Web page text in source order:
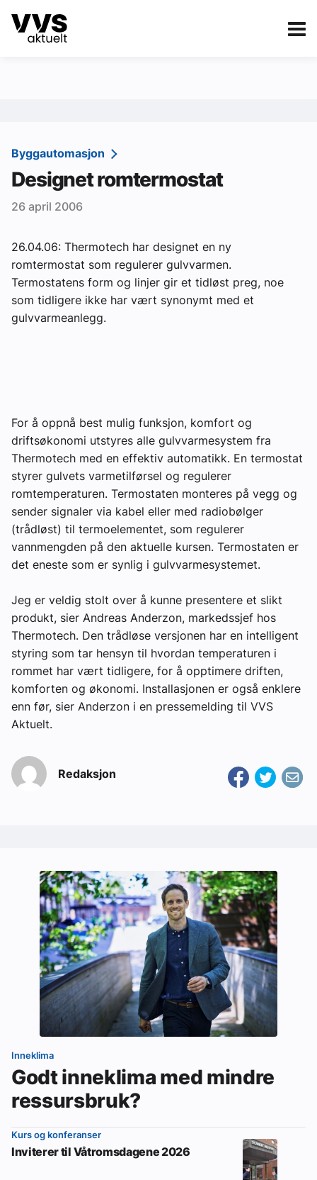
Kategorier
Sanitær
Ventilasjon
Varme og energi
Byggautomasjon
Vann og avløp
Aktuelle prosjekter
Annonsere i VVS Aktuelt
Kontakt oss
Tips oss
eBlad
Byggautomasjon
Designet romtermostat
26 april 2006
26.04.06: Thermotech har designet en ny
romtermostat som regulerer gulvvarmen.
Termostatens form og linjer gir et tidløst preg, noe
som tidligere ikke har vært synonymt med et
gulvvarmeanlegg.
For å oppnå best mulig funksjon, komfort og
driftsøkonomi utstyres alle gulvvarmesystem fra
Thermotech med en effektiv automatikk. En termostat
styrer gulvets varmetilførsel og regulerer
romtemperaturen. Termostaten monteres på vegg og
sender signaler via kabel eller med radiobølger
(trådløst) til termoelementet, som regulerer
vannmengden på den aktuelle kursen. Termostaten er
det eneste som er synlig i gulvvarmesystemet.
Jeg er veldig stolt over å kunne presentere et slikt
produkt, sier Andreas Anderzon, markedssjef hos
Thermotech. Den trådløse versjonen har en intelligent
styring som tar hensyn til hvordan temperaturen i
rommet har vært tidligere, for å opptimere driften,
komforten og økonomi. Installasjonen er også enklere
enn før, sier Anderzon i en pressemelding til VVS
Aktuelt.
Redaksjon
Inneklima
Godt inneklima med mindre
ressursbruk?
Kurs og konferanser
Inviterer til Våtromsdagene 2026